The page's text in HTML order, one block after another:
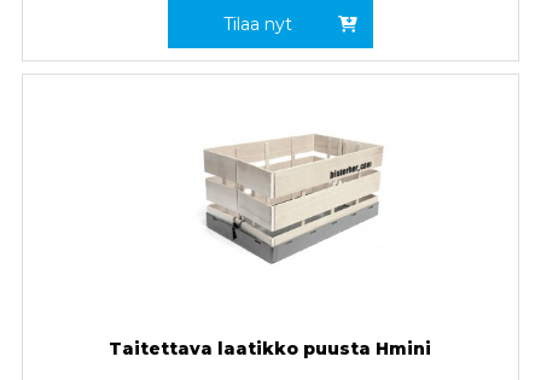
Tilaa nyt
Taitettava laatikko puusta Hmini